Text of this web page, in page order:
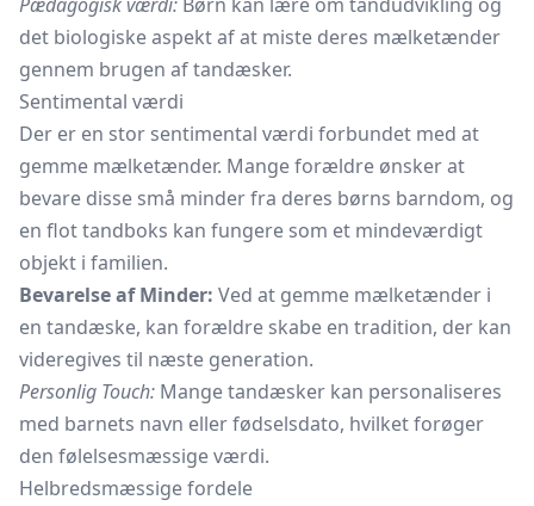
det biologiske aspekt af at miste deres mælketænder
gennem brugen af tandæsker.
Sentimental værdi
Der er en stor sentimental værdi forbundet med at
gemme mælketænder. Mange forældre ønsker at
bevare disse små minder fra deres børns barndom, og
en flot tandboks kan fungere som et mindeværdigt
objekt i familien.
Bevarelse af Minder: Ved at gemme mælketænder i
en tandæske, kan forældre skabe en tradition, der kan
videregives til næste generation.
Personlig Touch: Mange tandæsker kan personaliseres
med barnets navn eller fødselsdato, hvilket forøger
den følelsesmæssige værdi.
Helbredsmæssige fordele